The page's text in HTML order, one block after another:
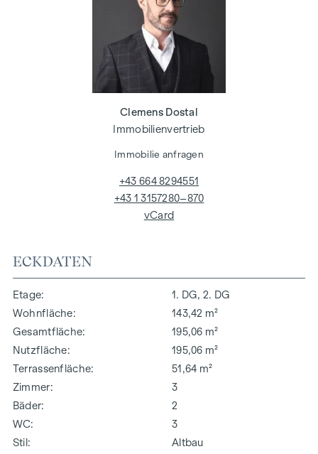
ECKDATEN
Etage
1. DG, 2. DG
Wohnfläche
143,42 m²
Gesamtfläche
195,06 m²
Nutzfläche
195,06 m²
Terrassenfläche
51,64 m²
Zimmer
3
Bäder
2
WC
3
Stil
Altbau
Clemens Dostal
Immobilienvertrieb
Immobilie anfragen
+43 664 8294551
+43 1 3157280–870
vCard